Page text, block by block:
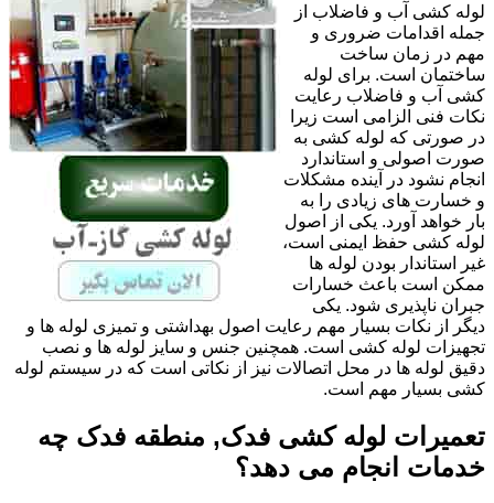
لوله کشی آب و فاضلاب از
جمله اقدامات ضروری و
مهم در زمان ساخت
ساختمان است. برای لوله
کشی آب و فاضلاب رعایت
نکات فنی الزامی است زیرا
در صورتی که لوله کشی به
صورت اصولی و استاندارد
انجام نشود در آینده مشکلات
و خسارت های زیادی را به
بار خواهد آورد. یکی از اصول
لوله کشی حفظ ایمنی است،
غیر استاندار بودن لوله ها
ممکن است باعث خسارات
جبران ناپذیری شود. یکی
دیگر از نکات بسیار مهم رعایت اصول بهداشتی و تمیزی لوله ها و
تجهیزات لوله کشی است. همچنین جنس و سایز لوله ها و نصب
دقیق لوله ها در محل اتصالات نیز از نکاتی است که در سیستم لوله
کشی بسیار مهم است.
تعمیرات لوله کشی فدک, منطقه فدک چه
خدمات انجام می دهد؟